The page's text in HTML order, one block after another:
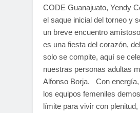
CODE Guanajuato, Yendy
el saque inicial del torneo y
un breve encuentro
es una fiesta del corazón,
solo se compite, aquí se
nuestras personas adultas
Alfonso Borja. Con
los equipos femeniles
límite para vivir con